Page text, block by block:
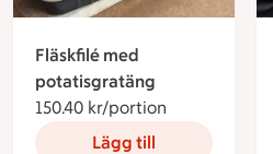
Fläskfilé med
potatisgratäng
150.40 kr/portion
Lägg till